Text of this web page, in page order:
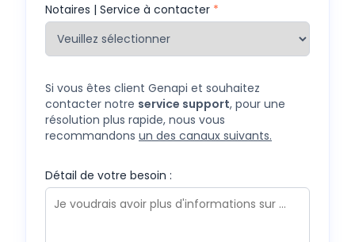
Notaires | Service à contacter *
Si vous êtes client Genapi et souhaitez
contacter notre service support, pour une
résolution plus rapide, nous vous
recommandons un des canaux suivants.
Détail de votre besoin :